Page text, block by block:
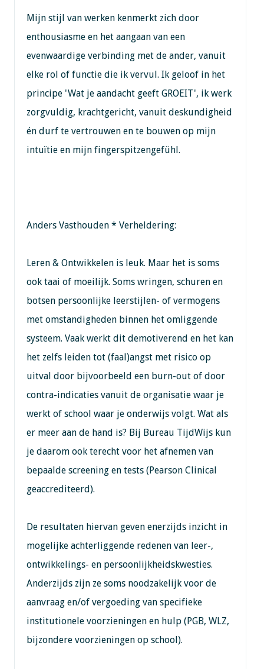
Mijn stijl van werken kenmerkt zich door
enthousiasme en het aangaan van een
evenwaardige verbinding met de ander, vanuit
elke rol of functie die ik vervul. Ik geloof in het
principe 'Wat je aandacht geeft GROEIT', ik werk
zorgvuldig, krachtgericht, vanuit deskundigheid
én durf te vertrouwen en te bouwen op mijn
intuïtie en mijn fingerspitzengefühl.
Anders Vasthouden * Verheldering:
Leren & Ontwikkelen is leuk. Maar het is soms
ook taai of moeilijk. Soms wringen, schuren en
botsen persoonlijke leerstijlen- of vermogens
met omstandigheden binnen het omliggende
systeem. Vaak werkt dit demotiverend en het kan
het zelfs leiden tot (faal)angst met risico op
uitval door bijvoorbeeld een burn-out of door
contra-indicaties vanuit de organisatie waar je
werkt of school waar je onderwijs volgt. Wat als
er meer aan de hand is? Bij Bureau TijdWijs kun
je daarom ook terecht voor het afnemen van
bepaalde screening en tests (Pearson Clinical
geaccrediteerd).
De resultaten hiervan geven enerzijds inzicht in
mogelijke achterliggende redenen van leer-,
ontwikkelings- en persoonlijkheidskwesties.
Anderzijds zijn ze soms noodzakelijk voor de
aanvraag en/of vergoeding van specifieke
institutionele voorzieningen en hulp (PGB, WLZ,
bijzondere voorzieningen op school).